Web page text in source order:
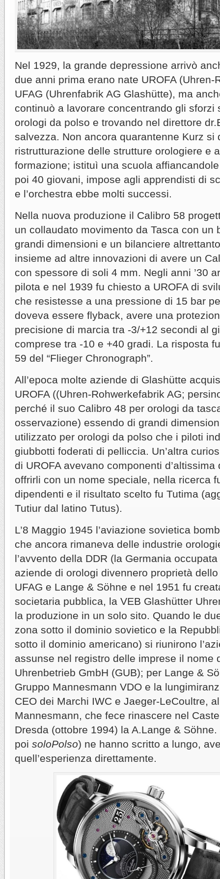
Nel 1929, la grande depressione arrivò
due anni prima erano nate UROFA (Uhren-
UFAG (Uhrenfabrik AG Glashütte), ma
continuò a lavorare concentrando gli sforzi
orologi da polso e trovando nel direttore
salvezza. Non ancora quarantenne Kurz si
ristrutturazione delle strutture orologiere e
formazione; istituì una scuola
poi 40 giovani, impose agli apprendisti di
e l’orchestra ebbe molti successi.
Nella nuova produzione il Calibro 58
un collaudato movimento da Tasca con un
grandi dimensioni e un bilanciere
insieme ad altre innovazioni di avere un
con spessore di soli 4 mm. Negli anni ’30
pilota e nel 1939 fu chiesto a UROFA di
che resistesse a una pressione di 15 bar
doveva essere flyback, avere una
precisione di marcia tra -3/+12 secondi al
comprese tra -10 e +40 gradi. La risposta
59 del “Flieger Chronograph”.
All’epoca molte aziende di Glashütte
UROFA ((Uhren-Rohwerkefabrik AG;
perché il suo Calibro 48 per orologi da
osservazione) essendo di grandi
utilizzato per orologi da polso che i piloti
giubbotti foderati di pelliccia. Un’altra
di UROFA avevano componenti
offrirli con un nome speciale, nella ricerca
dipendenti e il risultato scelto fu Tutima
Tutiur dal latino Tutus).
L’8 Maggio 1945 l’aviazione sovietica
che ancora rimaneva delle industrie
l’avvento della DDR (la Germania
aziende di orologi divennero proprietà
UFAG e Lange & Söhne e nel 1951 fu
societaria pubblica, la VEB Glashütter
la produzione in un solo sito. Quando le
zona sotto il dominio sovietico e la
sotto il dominio americano) si riunirono
assunse nel registro delle imprese il nome
Uhrenbetrieb GmbH (GUB); per Lange &
Gruppo Mannesmann VDO e la
CEO dei Marchi IWC e Jaeger-LeCoultre,
Mannesmann, che fece rinascere nel
Dresda (ottobre 1994) la A.Lange &
poi soloPolso) ne hanno scritto a lungo,
quell’esperienza direttamente.